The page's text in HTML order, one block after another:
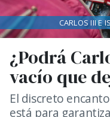
¿Podrá
vacío que
El discreto
está para
CARLOS III E